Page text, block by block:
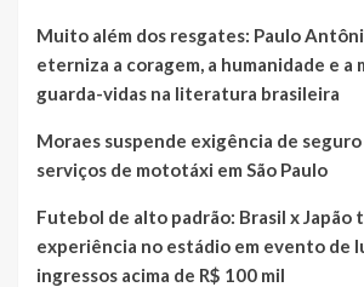
Muito além dos resgates: Paulo
eterniza a coragem, a humanidade e a
guarda-vidas na literatura brasileira
Moraes suspende exigência de
serviços de mototáxi em São Paulo
Futebol de alto padrão: Brasil x Japão
experiência no estádio em evento de
ingressos acima de R$ 100 mil